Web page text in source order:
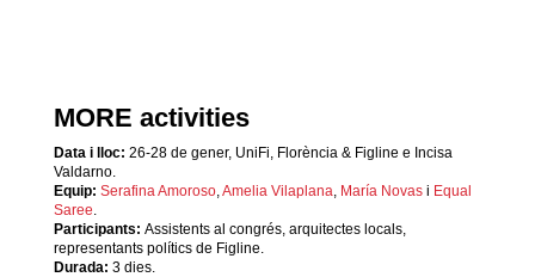
MORE activities
Data i lloc: 26-28 de gener, UniFi, Florència & Figline e Incisa
Valdarno.
Equip: Serafina Amoroso,Amelia Vilaplana, María Novasi Equal
Saree.
Participants: Assistents al congrés, arquitectes locals,
representants polítics de Figline.
Durada: 3 dies.